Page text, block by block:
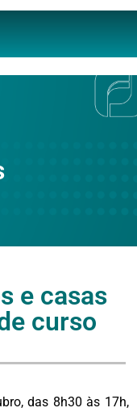
e casas
curso
das 8h30 às 17h,